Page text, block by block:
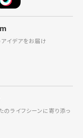
イデアをお届け
のライフシーンに寄り添っ